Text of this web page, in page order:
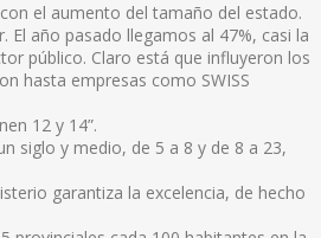
el aumento del tamaño del estado.
El año pasado llegamos al 47%, casi la
público. Claro está que influyeron los
hasta empresas como SWISS
12 y 14”.
siglo y medio, de 5 a 8 y de 8 a 23,
garantiza la excelencia, de hecho